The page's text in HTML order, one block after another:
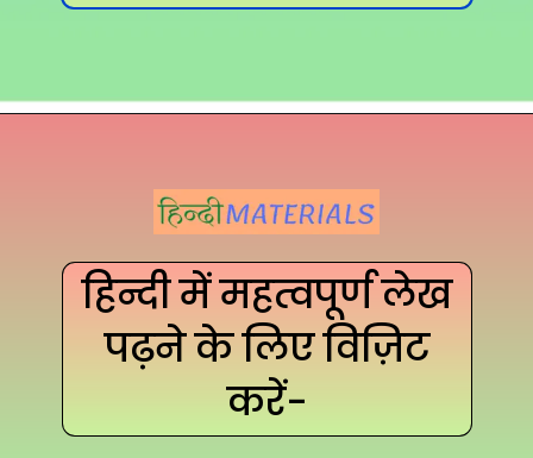
हिन्दी में महत्वपूर्ण लेख
पढ़ने के लिए विज़िट
करें-